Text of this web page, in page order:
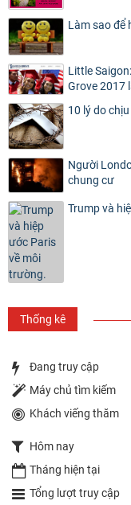
Làm sao để
Little
Grove 2017
10 lý do
Người
chung cư
Trump và
Thống kê
Đang truy cập
Máy chủ tìm kiếm
Khách viếng thăm
Hôm nay
Tháng hiện tại
Tổng lượt truy cập